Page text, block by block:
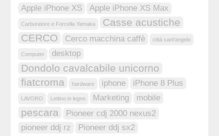
Apple iPhone XS
Apple iPhone XS Max
Carburatore e Forcella Yamaka
Casse acustiche
CERCO
Cerco macchina caffè città sant'angelo
Computer desktop
Dondolo cavalcabile unicorno
fiatcroma
hardware iphone iPhone 8 Plus
LAVORO Lettino in legno Marketing mobile
pescara
Pioneer cdj 2000 nexus2
pioneer ddj rz
Pioneer ddj sx2